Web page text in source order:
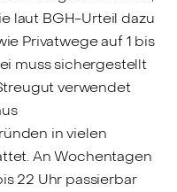
laut BGH-Urteil dazu
Privatwege auf 1 bis
muss sichergestellt
verwendet
in vielen
An Wochentagen
22 Uhr passierbar